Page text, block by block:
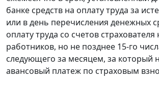
банке средств на оплату труда за
или в день перечисления денежных
оплату труда со счетов страхователя
работников, но не позднее 15-го
следующего за месяцем, за который
авансовый платеж по страховым